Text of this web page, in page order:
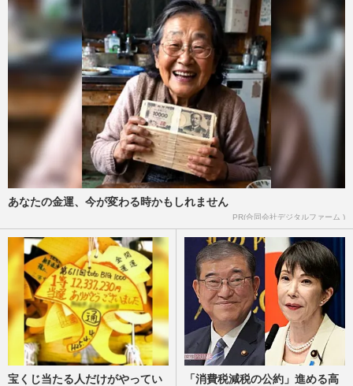
あなたの金運、今が変わる時かもしれません
PR(合同会社デジタルファーム )
宝くじ当たる人だけがやってい
「消費税減税の公約」進める高